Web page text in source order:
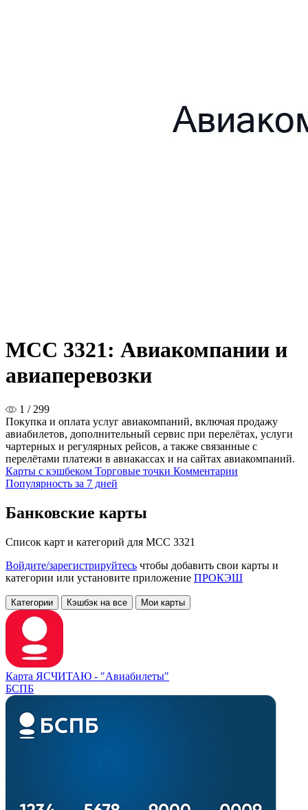
MCC 3321: Авиакомпании и
авиаперевозки
1 / 299
Покупка и оплата услуг авиакомпаний, включая продажу
авиабилетов, дополнительный сервис при перелётах, услуги
чартерных и регулярных рейсов, а также связанные с
перелётами платежи в авиакассах и на сайтах авиакомпаний.
Карты с кэшбеком Торговые точки Комментарии
Популярность за 7 дней
Банковские карты
Список карт и категорий для MCC 3321
Войдите/зарегистрируйтесь чтобы добавить свои карты и
категории или установите приложение ПРОКЭШ
Категории Кэшбэк на все Мои карты
Карта ЯСЧИТАЮ - "Авиабилеты"
БСПБ